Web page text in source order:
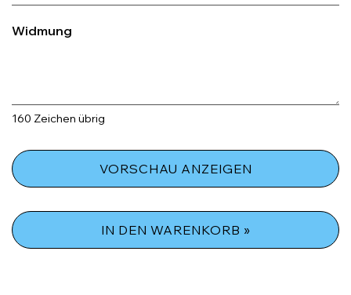
Widmung
160 Zeichen übrig
VORSCHAU ANZEIGEN
IN DEN WARENKORB »